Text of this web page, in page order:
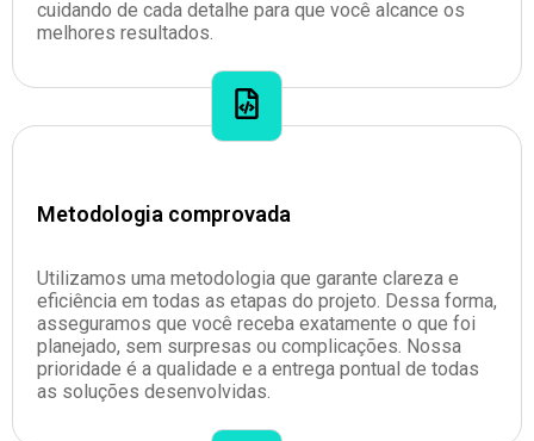
cuidando de cada detalhe para que você alcance os
melhores resultados.
Metodologia comprovada
Utilizamos uma metodologia que garante clareza e
eficiência em todas as etapas do projeto. Dessa forma,
asseguramos que você receba exatamente o que foi
planejado, sem surpresas ou complicações. Nossa
prioridade é a qualidade e a entrega pontual de todas
as soluções desenvolvidas.